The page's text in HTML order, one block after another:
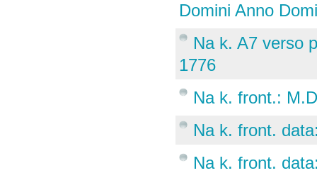
Domini Anno
Na k. A7 verso
1776
Na k. front.:
Na k. front.
Na k. front.